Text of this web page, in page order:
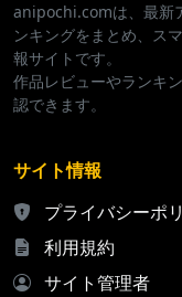
anipochi.comは、最新
ンキングをまとめ、ス
報サイトです。
作品レビューやランキ
認できます。
サイト情報
プライバシーポ
利用規約
サイト管理者